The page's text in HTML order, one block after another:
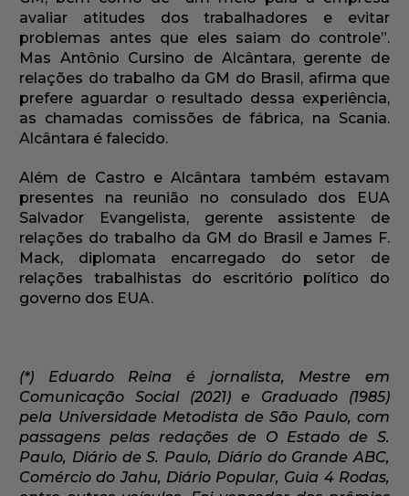
avaliar atitudes dos trabalhadores e evitar
problemas antes que eles saiam do controle”.
Mas Antônio Cursino de Alcântara, gerente de
relações do trabalho da GM do Brasil, afirma que
prefere aguardar o resultado dessa experiência,
as chamadas comissões de fábrica, na Scania.
Alcântara é falecido.
Além de Castro e Alcântara também estavam
presentes na reunião no consulado dos EUA
Salvador Evangelista, gerente assistente de
relações do trabalho da GM do Brasil e James F.
Mack, diplomata encarregado do setor de
relações trabalhistas do escritório político do
governo dos EUA.
(*) Eduardo Reina é jornalista, Mestre em
Comunicação Social (2021) e Graduado (1985)
pela Universidade Metodista de São Paulo, com
passagens pelas redações de O Estado de S.
Paulo, Diário de S. Paulo, Diário do Grande ABC,
Comércio do Jahu, Diário Popular, Guia 4 Rodas,